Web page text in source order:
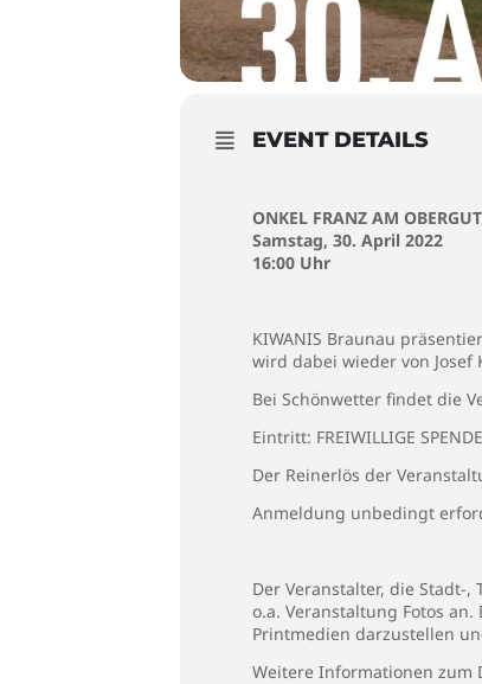
EVENT DETAILS
ONKEL FRANZ AM
Samstag, 30. April 2022
16:00 Uhr
KIWANIS Braunau
wird dabei wieder von
Bei Schönwetter findet die
Eintritt: FREIWILLIGE
Der Reinerlös der
Anmeldung unbedingt
Der Veranstalter, die Stadt-
o.a. Veranstaltung Fotos
Printmedien darzustellen
Weitere Informationen zum